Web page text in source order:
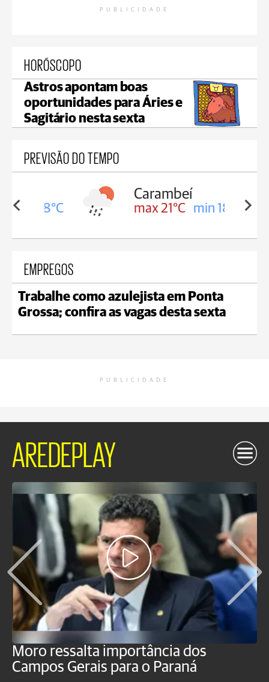
PUBLICIDADE
HORÓSCOPO
Astros apontam boas
oportunidades para Áries e
Sagitário nesta sexta
PREVISÃO DO TEMPO
18°C
Carambeí
max 21°C min 18°C
EMPREGOS
Trabalhe como azulejista em Ponta
Grossa; confira as vagas desta sexta
PUBLICIDADE
AREDEPLAY
Moro ressalta importância dos
Campos Gerais para o Paraná